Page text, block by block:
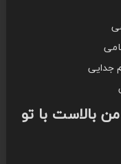
بالاست با تو